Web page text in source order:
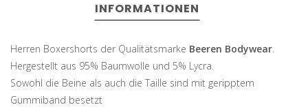
INFORMATIONEN
Herren Boxershorts der Qualitätsmarke Beeren Bodywear.
Hergestellt aus 95% Baumwolle und 5% Lycra.
Sowohl die Beine als auch die Taille sind mit geripptem
Gummiband besetzt